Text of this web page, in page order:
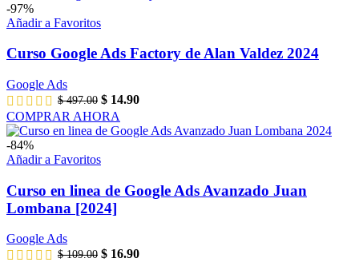
-97%
Añadir a Favoritos
Curso Google Ads Factory de Alan Valdez 2024
Google Ads
$497.00 $ 14.90
COMPRAR AHORA
-84%
Añadir a Favoritos
Curso en linea de Google Ads Avanzado Juan
Lombana [2024]
Google Ads
$109.00 $ 16.90